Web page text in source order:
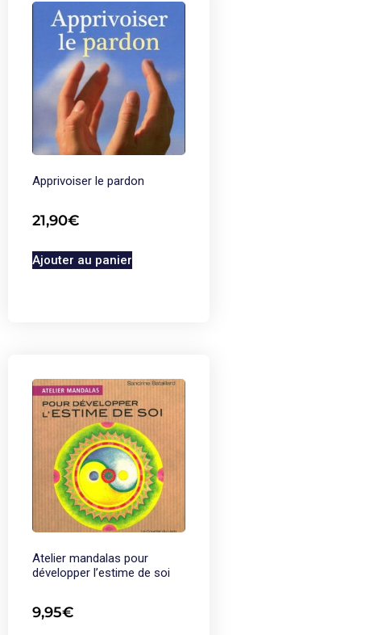
Apprivoiser le pardon
21,90€
Ajouter au panier
Atelier mandalas pour
développer l’estime de soi
9,95€